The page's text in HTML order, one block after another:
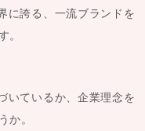
に誇る、一流ブランドを
。
いているか、企業理念を
か。